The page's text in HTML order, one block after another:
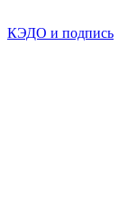
КЭДО и подпись